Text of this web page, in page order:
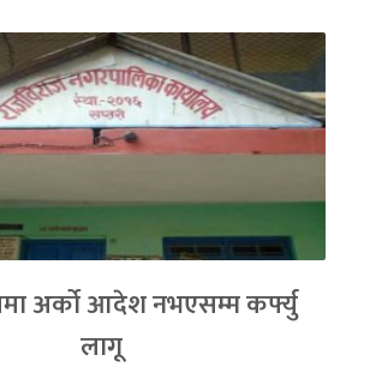
अर्को आदेश नभएसम्म कर्फ्यु
लागू